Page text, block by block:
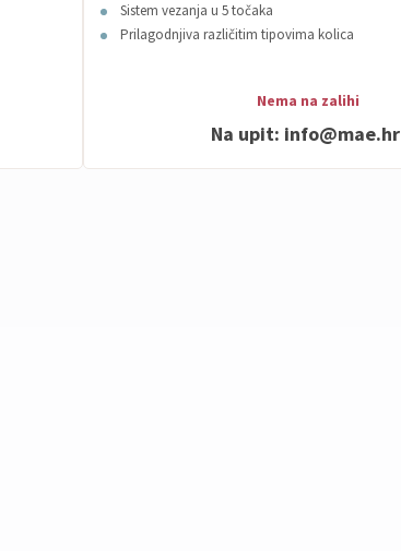
Sistem vezanja u 5 točaka
Prilagodnjiva različitim tipovima kolica
Nema na zalihi
Na upit: info@mae.hr